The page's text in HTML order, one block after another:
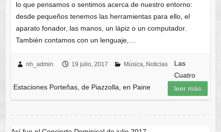
lo que pensamos o sentimos acerca de nuestro entorno:
desde pequeños tenemos las herramientas para ello, el
aparato fonador, las manos, un lápiz o un computador.
También contamos con un lenguaje,…
nh_admin 19 julio, 2017 Música, Noticias
Las
Cuatro
Estaciones Porteñas, de Piazzolla, en Paine
leer más